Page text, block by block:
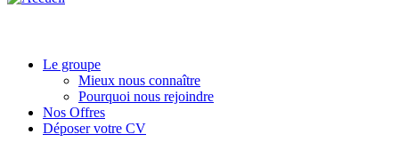
Le groupe
Mieux nous connaître
Pourquoi nous rejoindre
Nos Offres
Déposer votre CV